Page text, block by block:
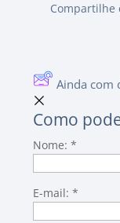
Compartilhe
Ainda com
Como
Nome: *
E-mail: *